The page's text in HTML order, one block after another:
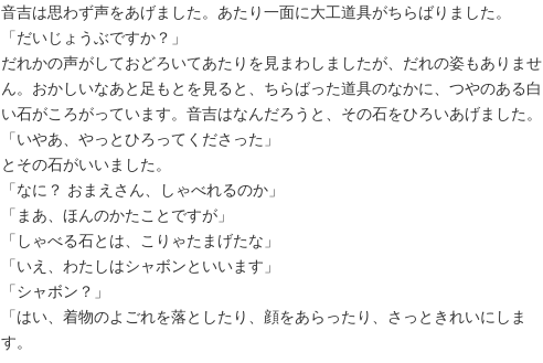
音吉は思わず声をあげました。あたり一面に大工道具がちらばりました。
「だいじょうぶですか？」
だれかの声がしておどろいてあたりを見まわしましたが、だれの姿もありませ
ん。おかしいなあと足もとを見ると、ちらばった道具のなかに、つやのある白
い石がころがっています。音吉はなんだろうと、その石をひろいあげました。
「いやあ、やっとひろってくださった」
とその石がいいました。
「なに？ おまえさん、しゃべれるのか」
「まあ、ほんのかたことですが」
「しゃべる石とは、こりゃたまげたな」
「いえ、わたしはシャボンといいます」
「シャボン？」
「はい、着物のよごれを落としたり、顔をあらったり、さっときれいにしま
す。